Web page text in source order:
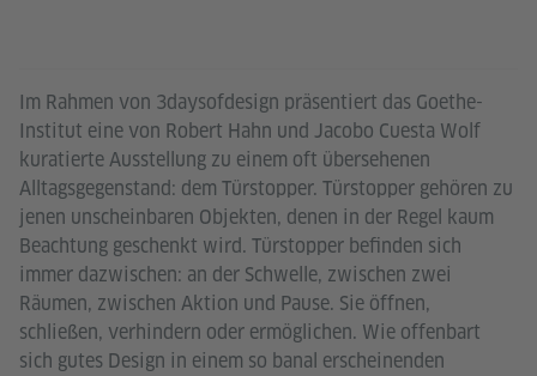
Im Rahmen von 3daysofdesign präsentiert das Goethe-
Institut eine von Robert Hahn und Jacobo Cuesta Wolf
kuratierte Ausstellung zu einem oft übersehenen
Alltagsgegenstand: dem Türstopper. Türstopper gehören zu
jenen unscheinbaren Objekten, denen in der Regel kaum
Beachtung geschenkt wird. Türstopper befinden sich
immer dazwischen: an der Schwelle, zwischen zwei
Räumen, zwischen Aktion und Pause. Sie öffnen,
schließen, verhindern oder ermöglichen. Wie offenbart
sich gutes Design in einem so banal erscheinenden